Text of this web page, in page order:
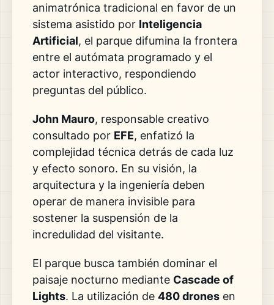
animatrónica tradicional en favor de un
sistema asistido por Inteligencia
Artificial, el parque difumina la frontera
entre el autómata programado y el
actor interactivo, respondiendo
preguntas del público.
John Mauro, responsable creativo
consultado por EFE, enfatizó la
complejidad técnica detrás de cada luz
y efecto sonoro. En su visión, la
arquitectura y la ingeniería deben
operar de manera invisible para
sostener la suspensión de la
incredulidad del visitante.
El parque busca también dominar el
paisaje nocturno mediante Cascade of
Lights. La utilización de 480 dronesen